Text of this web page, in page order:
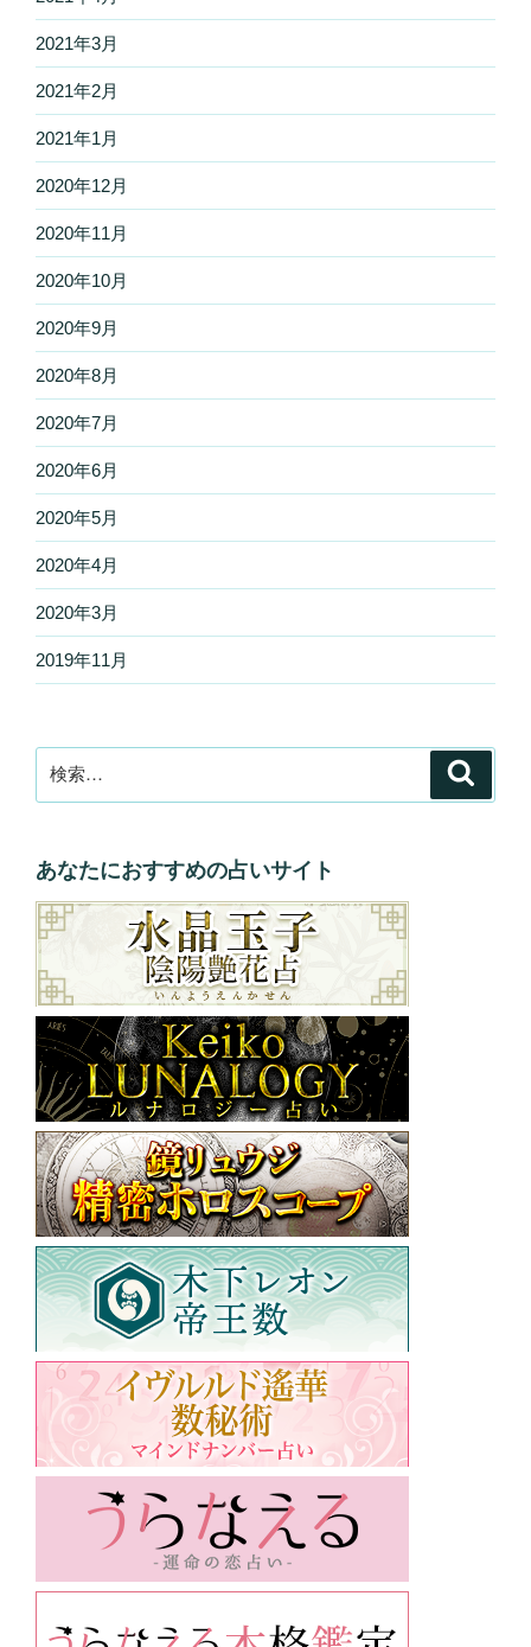
2021年3月
2021年2月
2021年1月
2020年12月
2020年11月
2020年10月
2020年9月
2020年8月
2020年7月
2020年6月
2020年5月
2020年4月
2020年3月
2019年11月
索:
あなたにおすすめの占いサイト